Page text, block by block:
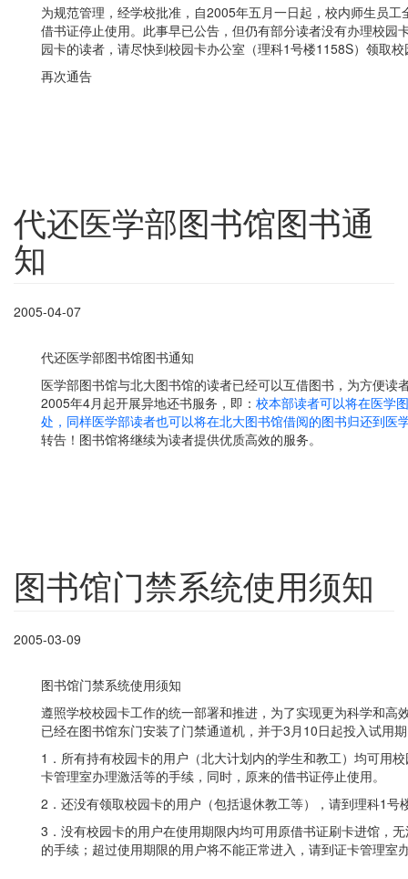
为规范管理，经学校批准，自2005年五月一日起，校内师生员
借书证停止使用。此事早已公告，但仍有部分读者没有办理校园
园卡的读者，请尽快到校园卡办公室（理科1号楼1158S）领取
再次通告
代还医学部图书馆图书通
知
2005-04-07
代还医学部图书馆图书通知
医学部图书馆与北大图书馆的读者已经可以互借图书，为方便读
2005年4月起开展异地还书服务，即： 校本部读者可以将在医学
处，同样医学部读者也可以将在北大图书馆借阅的图书归还到医
转告！图书馆将继续为读者提供优质高效的服务。
图书馆门禁系统使用须知
2005-03-09
图书馆门禁系统使用须知
遵照学校校园卡工作的统一部署和推进，为了实现更为科学和高
已经在图书馆东门安装了门禁通道机，并于3月10日起投入试用
1．所有持有校园卡的用户（北大计划内的学生和教工）均可用
卡管理室办理激活等的手续，同时，原来的借书证停止使用。
2．还没有领取校园卡的用户（包括退休教工等），请到理科1
3．没有校园卡的用户在使用期限内均可用原借书证刷卡进馆，
的手续；超过使用期限的用户将不能正常进入，请到证卡管理室